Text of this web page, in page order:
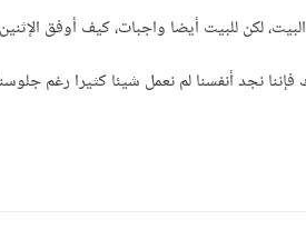
لكن للبيت أيضا واجبات، كيف أوفق
نجد أنفسنا لم نعمل شيئا كثيرا رغم